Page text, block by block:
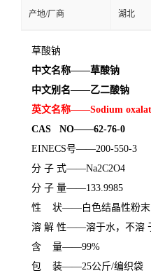
产地/厂商 湖北
草酸钠
中文名称——草酸钠
中文别名——乙二酸钠
英文名称——Sodium
CAS
NO——62-76-0
EINECS号——200-550-3
分 子 式——Na2C2O4
分 子 量——133.9985
性
状——白色结晶性粉
溶 解 性——溶于水，不溶
含
量——99%
包
装——25公斤/编织袋